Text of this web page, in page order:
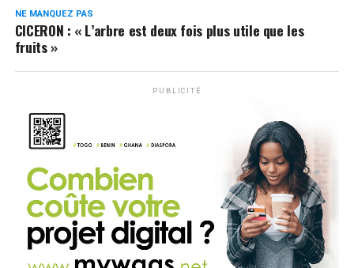
NE MANQUEZ PAS
CICERON : « L’arbre est deux fois plus utile que les
fruits »
PUBLICITÉ